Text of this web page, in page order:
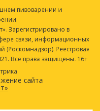
пивоварении и
Зарегистрировано в
связи, информационных
(Роскомнадзор). Реестровая
Все права защищены. 16+
сайта